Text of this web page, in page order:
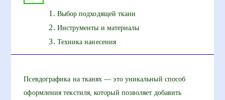
Выбор подходящей ткани
Инструменты и материалы
Техника нанесения
Псевдографика на тканях — это уникальный способ
оформления текстиля, который позволяет добавить